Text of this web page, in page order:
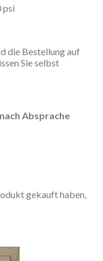
die Bestellung auf
Sie selbst
Absprache
gekauft haben,